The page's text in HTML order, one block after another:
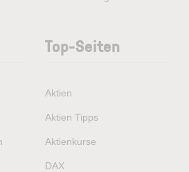
Top-Seiten
Aktien
Aktien Tipps
Aktienkurse
DAX